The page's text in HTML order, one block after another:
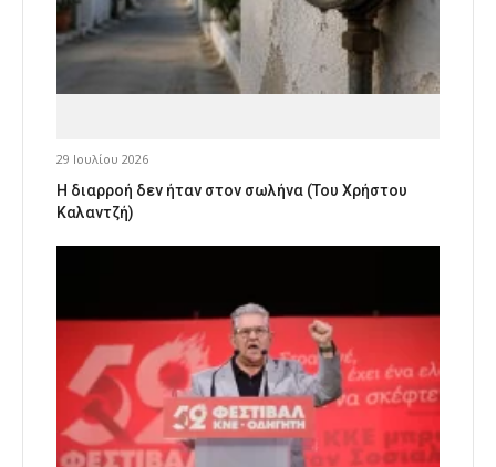
29 Ιουλίου 2026
Η διαρροή δεν ήταν στον σωλήνα (Του Χρήστου
Καλαντζή)